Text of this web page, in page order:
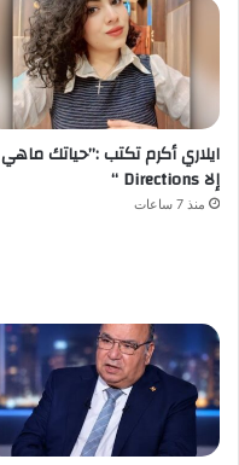
ايلاري أكرم تكتب :”حياتك ماهي
إلا Directions “
منذ 7 ساعات